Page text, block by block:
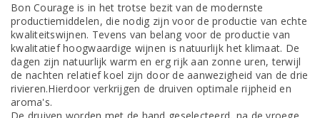
Bon Courage is in het trotse bezit van de modernste
productiemiddelen, die nodig zijn voor de productie van echte
kwaliteitswijnen. Tevens van belang voor de productie van
kwalitatief hoogwaardige wijnen is natuurlijk het klimaat. De
dagen zijn natuurlijk warm en erg rijk aan zonne uren, terwijl
de nachten relatief koel zijn door de aanwezigheid van de drie
rivieren.Hierdoor verkrijgen de druiven optimale rijpheid en
aroma's.